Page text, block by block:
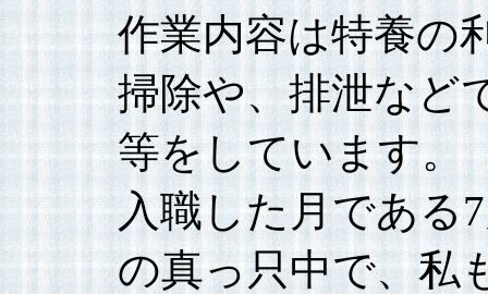
作業内容は特養の
掃除や、排泄など
等をしています。
入職した月である
の真っ只中で、私